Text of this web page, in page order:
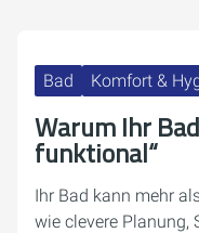
Bad Komfort &
Warum Ihr
funktional“
Ihr Bad kann mehr
wie clevere Planung,